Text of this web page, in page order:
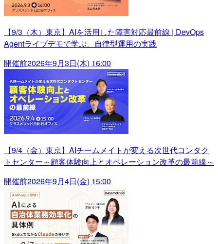
【9/3（木）東京】AIを活用した障害対応最前線 | DevOps
Agentライブデモで学ぶ、自律型運用の実践
開催前2026年9月3日(木) 16:00
【9/4（金）東京】AIチームメイトが変える次世代コンタク
トセンター～顧客体験向上とオペレーション改革の最前線～
開催前2026年9月4日(金) 15:00